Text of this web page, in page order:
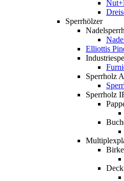
Sperrhölzer
Elliottis
Sperrholz
Sperrholz
Birke